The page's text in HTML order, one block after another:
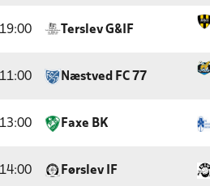
19:00 Terslev G&IF
11:00 Næstved FC 77
13:00 Faxe BK
14:00 Førslev IF